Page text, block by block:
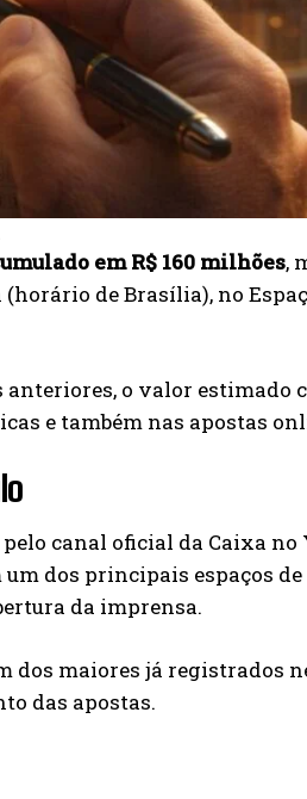
em R$ 160 milhões,
de Brasília), no
o valor estimado
e também nas apostas
canal oficial da Caixa no
dos principais espaços
da imprensa.
dos maiores já registrados
das apostas.